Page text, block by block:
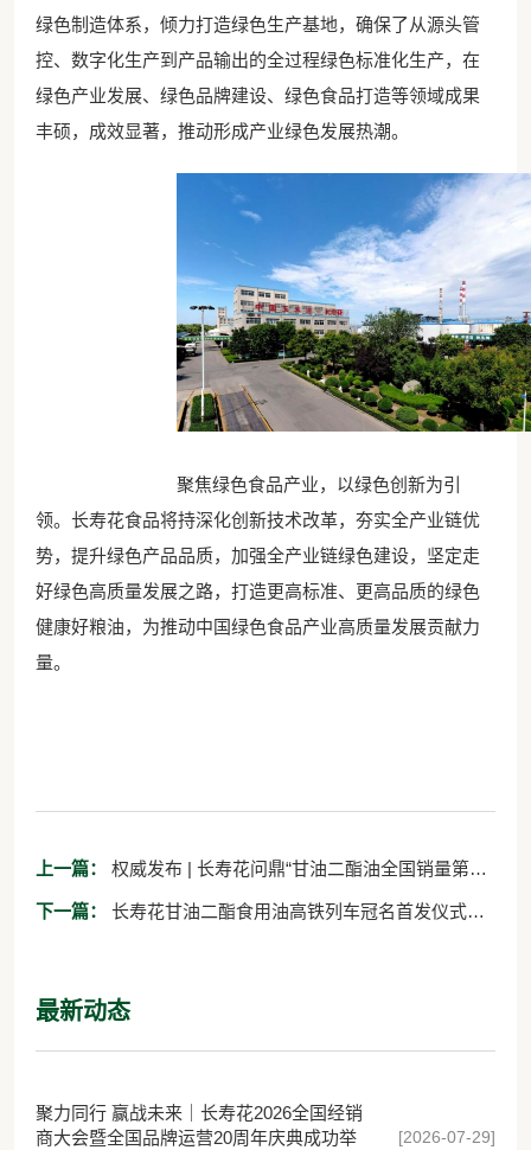
绿色制造体系，倾力打造绿色生产基地，确保了从源头管
控、数字化生产到产品输出的全过程绿色标准化生产，在
绿色产业发展、绿色品牌建设、绿色食品打造等领域成果
丰硕，成效显著，推动形成产业绿色发展热潮。
聚焦绿色食品产业，以绿色创新为引
领。长寿花食品将持深化创新技术改革，夯实全产业链优
势，提升绿色产品品质，加强全产业链绿色建设，坚定走
好绿色高质量发展之路，打造更高标准、更高品质的绿色
健康好粮油，为推动中国绿色食品产业高质量发展贡献力
量。
上一篇：
宝座 彰显头部粮油企业领军实力
下一篇：
最新动态
聚力同行 赢战未来｜长寿花2026全国经销
商大会暨全国品牌运营20周年庆典成功举
[2026-07-29]